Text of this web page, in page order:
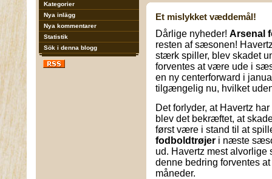
Kategorier
Nya inlägg
Nya kommentarer
Statistik
Sök i denna blogg
Et mislykket væddemål!
Dårlige nyheder! Arsenal
resten af sæsonen!
stærk spiller, blev skadet
forventes at være ude i
en ny centerforward i
tilgængelig nu, hvilket
Det forlyder, at Havertz
blev det bekræftet, at
først være i stand til at
fodboldtrøjer i næste
ud. Havertz mest alvorlige
denne bedring forventes
måneder.